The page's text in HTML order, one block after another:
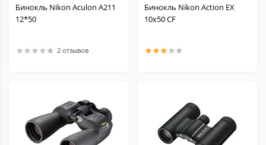
Бинокль Nikon Aculon A211
12*50
2 отзывов
Бинокль Nikon Action EX
10x50 CF